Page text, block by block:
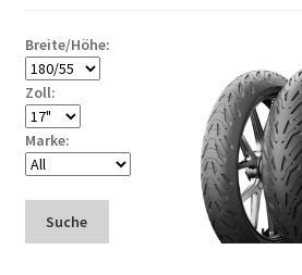
Breite/Höhe:
Zoll:
Marke:
Suche